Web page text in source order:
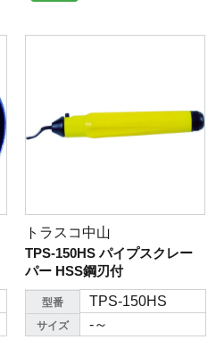
トラスコ中山
TPS-150HS パイプスクレー
パー HSS鋼刃付
型番 TPS-150HS
サイズ -～